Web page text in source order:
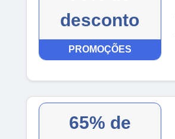
desconto
PROMOÇÕES
65% de